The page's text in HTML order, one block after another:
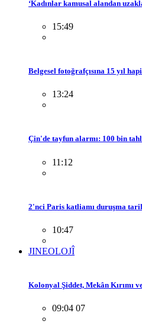
‘Kadınlar kamusal alandan
15:49
Belgesel fotoğrafçısına 15 yıl
13:24
Çin'de tayfun alarmı: 100 bin
11:12
2'nci Paris katliamı duruşma
10:47
JINEOLOJÎ
Kolonyal Şiddet, Mekân Kırımı
09:04 07